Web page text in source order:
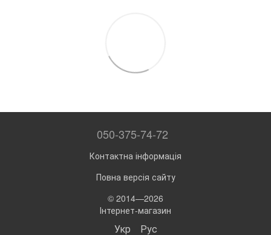
050-375-74-72
Контактна інформація
Повна версія сайту
© 2014—2026
Інтернет-магазин
Укр Рус